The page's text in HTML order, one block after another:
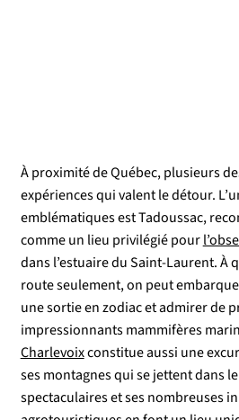
À proximité de Québec, plusieurs
expériences qui valent le détour.
emblématiques est Tadoussac,
comme un lieu privilégié pour
dans l’estuaire du Saint-Laurent. À
route seulement, on peut
une sortie en zodiac et admirer de
impressionnants mammifères
Charlevoixconstitue aussi une
ses montagnes qui se jettent dans
spectaculaires et ses nombreuses